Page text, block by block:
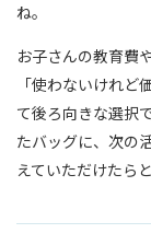
ね。
お子さんの教育費
「使わないけれ
て後ろ向きな選択
たバッグに、次の
えていただけたら